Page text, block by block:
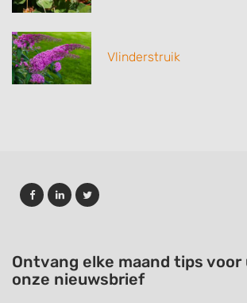
Vlinderstruik
Ontvang elke maand tips voor
onze nieuwsbrief